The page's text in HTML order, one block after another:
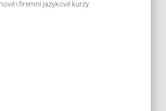
i firemní jazykové kurzy.